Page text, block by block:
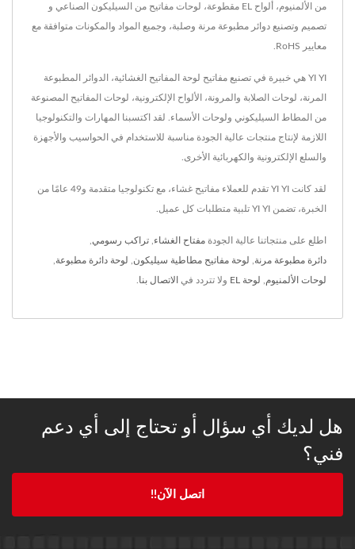
من الألمنيوم، ألواح EL مقطوعة، لوحات مفاتيح من السيليكون الصناعي و
تصميم وتصنيع دوائر مطبوعة مرنة وصلبة، وجميع المواد والمكونات متوافقة مع
معايير RoHS.
YI YI هي خبيرة في تصنيع مفاتيح لوحة المفاتيح الغشائية، الدوائر المطبوعة
المرنة، لوحات الصلابة والمرونة، الألواح الإلكترونية، لوحات المفاتيح المصنوعة
من المطاط السيليكوني ولوحات الأسماء. لقد اكتسبنا المهارات والتكنولوجيا
اللازمة لإنتاج منتجات عالية الجودة مناسبة للاستخدام في الحواسيب والأجهزة
والسلع الإلكترونية والكهربائية الأخرى.
لقد كانت YI YI تقدم للعملاء مفاتيح غشاء، مع تكنولوجيا متقدمة و49 عامًا من
الخبرة، تضمن YI YI تلبية متطلبات كل عميل.
اطلع على منتجاتنا عالية الجودة مفتاح الغشاء تراكب رسومي
دائرة مطبوعة مرنة لوحة مفاتيح مطاطية سيليكون لوحة دائرة مطبوعة
لوحات الألمنيوم لوحة EL ولا تتردد في الاتصال بنا
هل لديك أي سؤال أو تحتاج إلى أي دعم
فني؟
اتصل الآن!!